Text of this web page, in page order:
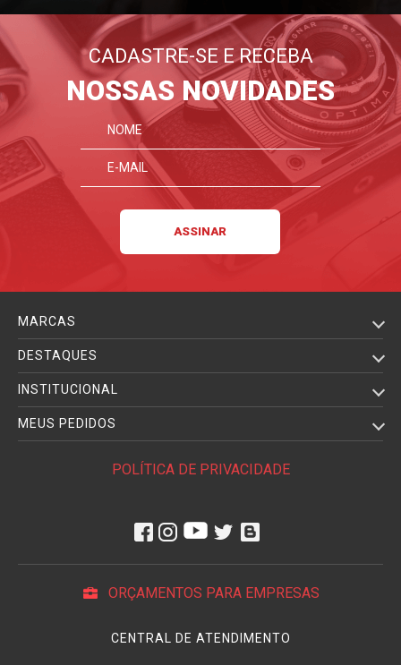
CADASTRE-SE E RECEBA
NOSSAS NOVIDADES
MARCAS
DESTAQUES
INSTITUCIONAL
MEUS PEDIDOS
POLÍTICA DE PRIVACIDADE
ORÇAMENTOS PARA EMPRESAS
CENTRAL DE ATENDIMENTO